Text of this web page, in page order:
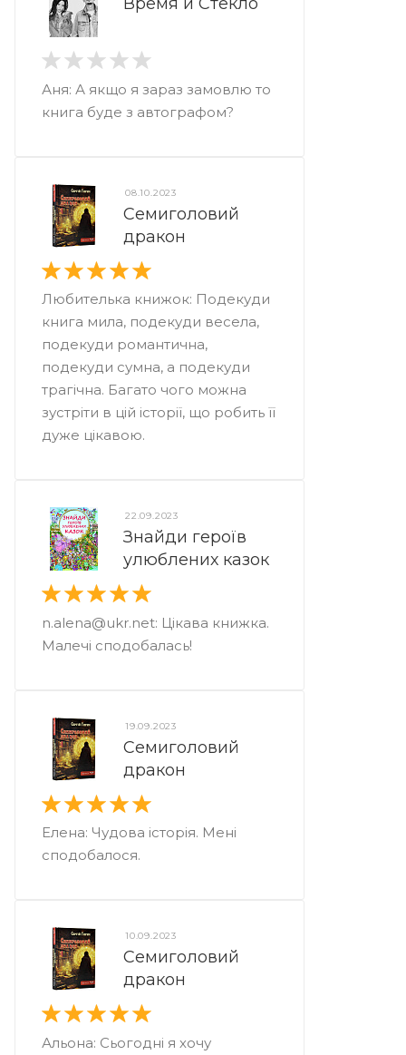
Аня: А якщо я зараз замовлю то
книга буде з автографом?
08.10.2023
Семиголовий
дракон
Любителька книжок: Подекуди
книга мила, подекуди весела,
подекуди романтична,
подекуди сумна, а подекуди
трагічна. Багато чого можна
зустріти в цій історії, що робить її
дуже цікавою.
22.09.2023
Знайди героїв
улюблених казок
n.alena@ukr.net: Цікава книжка.
Малечі сподобалась!
19.09.2023
Семиголовий
дракон
Елена: Чудова історія. Мені
сподобалося.
10.09.2023
Семиголовий
дракон
Альона: Сьогодні я хочу